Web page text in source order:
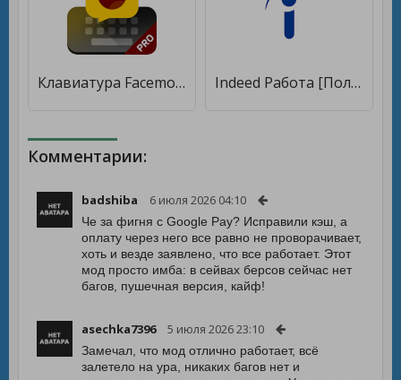
Клавиатура Facemoji Pro [Полная версия] Indeed Работа [Полная версия]
Комментарии:
badshiba 6 июля 2026 04:10
Че за фигня с Google Pay? Исправили кэш, а
оплату через него все равно не проворачивает,
хоть и везде заявлено, что все работает. Этот
мод просто имба: в сейвах берсов сейчас нет
багов, пушечная версия, кайф!
asechka7396 5 июля 2026 23:10
Замечал, что мод отлично работает, всё
залетело на ура, никаких багов нет и